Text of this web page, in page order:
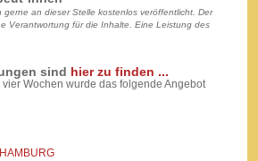
an dieser Stelle kostenlos veröffentlicht. Der
Verantwortung für die Inhalte. Eine Leistung des
sind hier zu finden ...
Wochen wurde das folgende Angebot